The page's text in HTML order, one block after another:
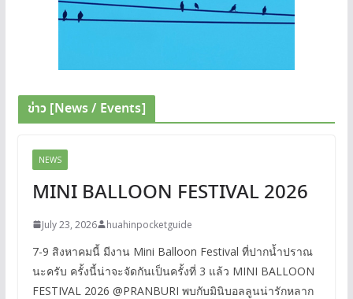
ข่าว [News / Events]
NEWS
MINI BALLOON FESTIVAL 2026
July 23, 2026 huahinpocketguide
7-9 สิงหาคมนี้ มีงาน Mini Balloon Festival ที่ปากน้ำปราณ
นะครับ ครั้งนี้น่าจะจัดกันเป็นครั้งที่ 3 แล้ว MINI BALLOON
FESTIVAL 2026 @PRANBURI พบกับมินิบอลลูนน่ารักหลาก